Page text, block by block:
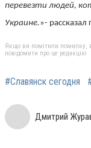
перевезти людей,
Украине.»- рассказал
Якщо ви помітили помилку,
повідомити про це редакцію
#Славянск сегодня
Дмитрий